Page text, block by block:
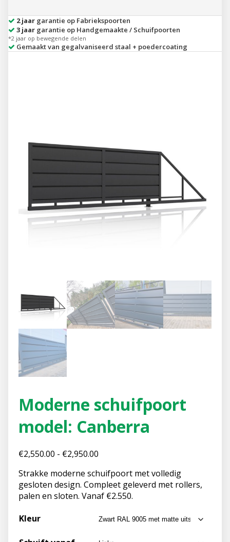
2 jaar garantie op Fabriekspoorten
3 jaar garantie op Handgemaakte / Schuifpoorten
*2 jaar op bewegende delen
Gemaakt van gegalvaniseerd staal + poedercoating
Moderne schuifpoort
model: Canberra
€2,550.00 - €2,950.00
Strakke moderne schuifpoort met volledig
gesloten design. Compleet geleverd met rollers,
palen en sloten. Vanaf €2.550.
Kleur